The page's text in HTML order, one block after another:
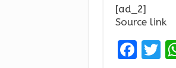
[ad_2]
Source link
F
T